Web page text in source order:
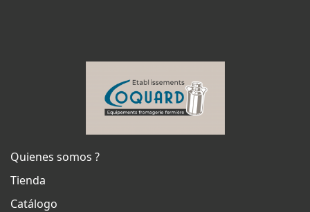
Quienes somos ?
Tienda
Catálogo